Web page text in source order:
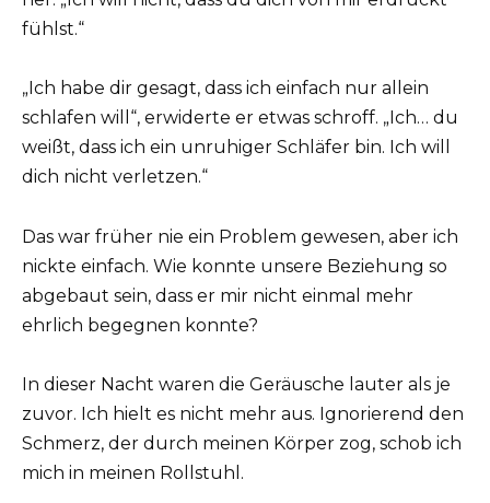
fühlst.“
„Ich habe dir gesagt, dass ich einfach nur allein
schlafen will“, erwiderte er etwas schroff. „Ich… du
weißt, dass ich ein unruhiger Schläfer bin. Ich will
dich nicht verletzen.“
Das war früher nie ein Problem gewesen, aber ich
nickte einfach. Wie konnte unsere Beziehung so
abgebaut sein, dass er mir nicht einmal mehr
ehrlich begegnen konnte?
In dieser Nacht waren die Geräusche lauter als je
zuvor. Ich hielt es nicht mehr aus. Ignorierend den
Schmerz, der durch meinen Körper zog, schob ich
mich in meinen Rollstuhl.